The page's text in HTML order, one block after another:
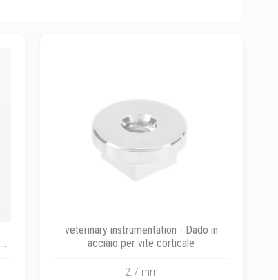
veterinary instrumentation - Dado in
acciaio per vite corticale
2.7 mm